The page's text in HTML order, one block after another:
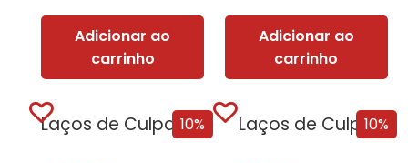
Adicionar ao
carrinho
Adicionar ao
carrinho
10%
Laços de Culpa + Oferta Ao Pôr... 10%
Laços de Culpa